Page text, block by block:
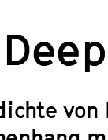
von